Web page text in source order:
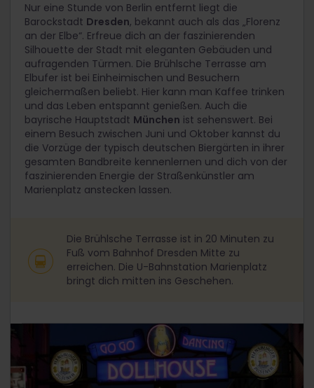
Nur eine Stunde von Berlin entfernt liegt die
Barockstadt Dresden, bekannt auch als das „Florenz
an der Elbe“. Erfreue dich an der faszinierenden
Silhouette der Stadt mit eleganten Gebäuden und
aufragenden Türmen. Die Brühlsche Terrasse am
Elbufer ist bei Einheimischen und Besuchern
gleichermaßen beliebt. Hier kann man Kaffee trinken
und das Leben entspannt genießen. Auch die
bayrische Hauptstadt München ist sehenswert. Bei
einem Besuch zwischen Juni und Oktober kannst du
die Vorzüge der typisch deutschen Biergärten in ihrer
gesamten Bandbreite kennenlernen und dich von der
faszinierenden Energie der Straßenkünstler am
Marienplatz anstecken lassen.
Die Brühlsche Terrasse ist in 20 Minuten zu
Fuß vom Bahnhof Dresden Mitte zu
erreichen. Die U-Bahnstation Marienplatz
bringt dich mitten ins Geschehen.